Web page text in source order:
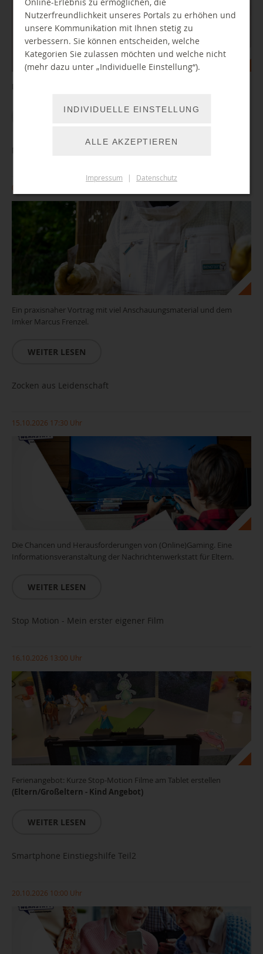
Digitalisieren Sie Ihre Schätze
06.10.2026 14:00 Uhr
Ein praxisnaher Vortrag mit viel Anschauungsmaterial und dem
Imker Marcus Frenzel.
WEITER LESEN
Zocken aus Leidenschaft
15.10.2026 17:30 Uhr
Die Chancen und Herausforderungen von (Online)Gaming. Eine
Informationsveranstaltung der Nachrichtenwerkstatt für Eltern.
WEITER LESEN
Stop Motion - Mein erster eigener Film
16.10.2026 13:00 Uhr
Ferienangebot: Kurze Stop-Motion Filme am Tablet erstellen
(Eltern/Großeltern - Kind Angebot)
WEITER LESEN
Smartphone Einstiegshilfe Teil2
20.10.2026 10:00 Uhr
Nutzerfreundlichkeit unseres Portals zu erhöhen und
unsere Kommunikation mit Ihnen stetig zu
verbessern. Sie können entscheiden, welche
Kategorien Sie zulassen möchten und welche nicht
(mehr dazu unter „Individuelle Einstellung“).
INDIVIDUELLE EINSTELLUNG
ALLE AKZEPTIEREN
Impressum | Datenschutz